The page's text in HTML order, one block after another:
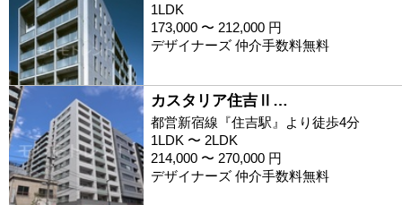
1LDK
173,000 〜 212,000 円
デザイナーズ 仲介手数料無料
カスタリア住吉Ⅱ…
都営新宿線『住吉駅』より徒歩4分
1LDK 〜 2LDK
214,000 〜 270,000 円
デザイナーズ 仲介手数料無料